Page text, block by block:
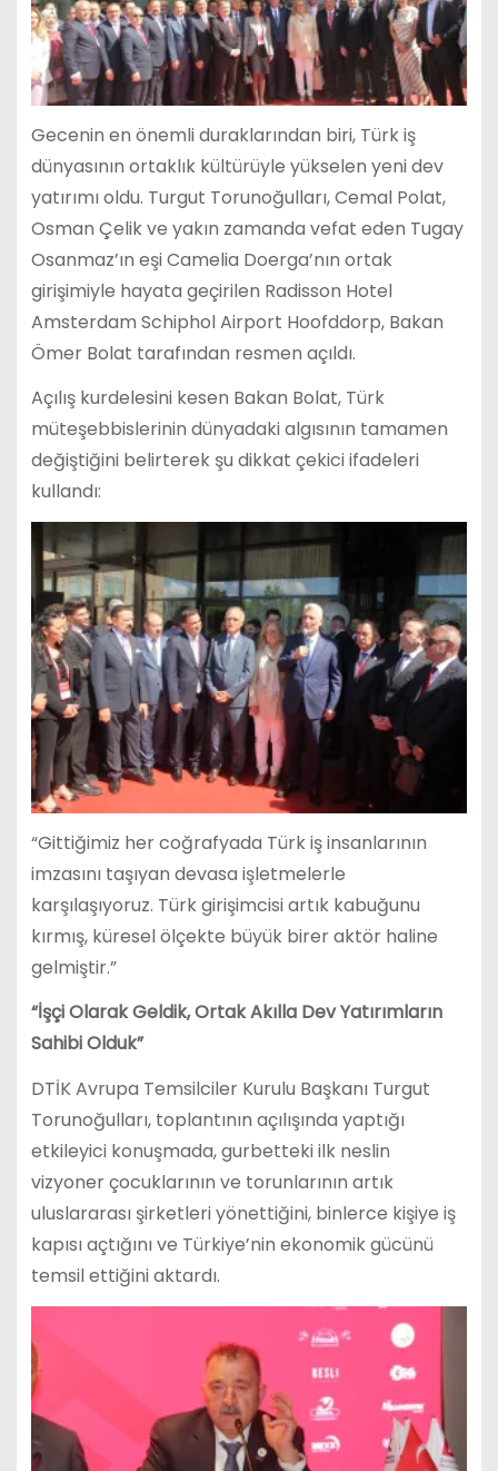
Gecenin en önemli duraklarından biri, Türk iş
dünyasının ortaklık kültürüyle yükselen yeni dev
yatırımı oldu. Turgut Torunoğulları, Cemal Polat,
Osman Çelik ve yakın zamanda vefat eden Tugay
Osanmaz’ın eşi Camelia Doerga’nın ortak
girişimiyle hayata geçirilen Radisson Hotel
Amsterdam Schiphol Airport Hoofddorp, Bakan
Ömer Bolat tarafından resmen açıldı.
Açılış kurdelesini kesen Bakan Bolat, Türk
müteşebbislerinin dünyadaki algısının tamamen
değiştiğini belirterek şu dikkat çekici ifadeleri
kullandı:
“Gittiğimiz her coğrafyada Türk iş insanlarının
imzasını taşıyan devasa işletmelerle
karşılaşıyoruz. Türk girişimcisi artık kabuğunu
kırmış, küresel ölçekte büyük birer aktör haline
gelmiştir.”
“İşçi Olarak Geldik, Ortak Akılla Dev Yatırımların
Sahibi Olduk”
DTİK Avrupa Temsilciler Kurulu Başkanı Turgut
Torunoğulları, toplantının açılışında yaptığı
etkileyici konuşmada, gurbetteki ilk neslin
vizyoner çocuklarının ve torunlarının artık
uluslararası şirketleri yönettiğini, binlerce kişiye iş
kapısı açtığını ve Türkiye’nin ekonomik gücünü
temsil ettiğini aktardı.